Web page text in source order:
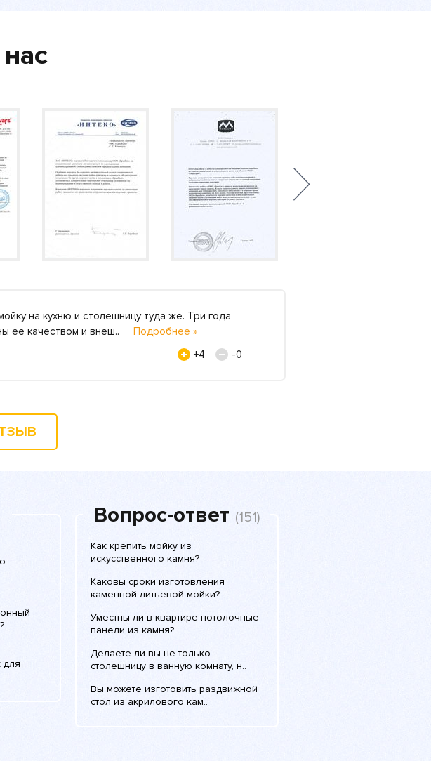
на кухню и столешницу туда же. Три года
ее качеством и внеш.. Подробнее »
+4
-0
для
Вопрос-ответ (151)
Как крепить мойку из
искусственного камня?
Каковы сроки изготовления
каменной литьевой мойки?
Уместны ли в квартире потолочные
панели из камня?
Делаете ли вы не только
столешницу в ванную комнату, н..
Вы можете изготовить раздвижной
стол из акрилового кам..